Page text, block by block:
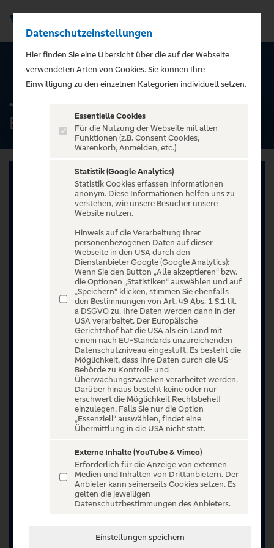
ALLE TERMINE
Jamie Grey - Europe 2026
BLUE SHELL, Köln
Jetzt anmelden oder registrieren
Unser Ticketangebot ist exklusiv Kunden der
Volksbanken Raiffeisenbanken vorbehalten.
Registrieren Sie sich jetzt auf VR Entertain.
Sommerwochen 2026 vom 15.07.2026 bis
Datenschutzeinstellungen
Hier finden Sie eine Übersicht über die auf der Webseite
verwendeten Arten von Cookies. Sie können Ihre
Einwilligung zu den einzelnen Kategorien individuell setzen.
Essentielle Cookies
Für die Nutzung der Webseite mit allen
Funktionen (z.B. Consent Cookies,
Warenkorb, Anmelden, etc.)
Statistik (Google Analytics)
Statistik Cookies erfassen Informationen
anonym. Diese Informationen helfen uns zu
verstehen, wie unsere Besucher unsere
Website nutzen.
Hinweis auf die Verarbeitung Ihrer
personenbezogenen Daten auf dieser
Webseite in den USA durch den
Dienstanbieter Google (Google Analytics):
Wenn Sie den Button „Alle akzeptieren“ bzw.
die Optionen „Statistiken“ auswählen und auf
„Speichern“ klicken, stimmen Sie ebenfalls
den Bestimmungen von Art. 49 Abs. 1 S.1 lit.
a DSGVO zu. Ihre Daten werden dann in der
USA verarbeitet. Der Europäische
Gerichtshof hat die USA als ein Land mit
einem nach EU-Standards unzureichenden
Datenschutzniveau eingestuft. Es besteht die
Möglichkeit, dass Ihre Daten durch die US-
Behörde zu Kontroll- und
Überwachungszwecken verarbeitet werden.
Darüber hinaus besteht keine oder nur
erschwert die Möglichkeit Rechtsbehelf
einzulegen. Falls Sie nur die Option
„Essenziell“ auswählen, findet eine
Übermittlung in die USA nicht statt.
Externe Inhalte (YouTube & Vimeo)
Erforderlich für die Anzeige von externen
Medien und Inhalten von Drittanbietern. Der
Anbieter kann seinerseits Cookies setzen. Es
gelten die jeweiligen
Datenschutzbestimmungen des Anbieters.
Einstellungen speichern